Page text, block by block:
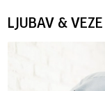
LJUBAV & VEZE